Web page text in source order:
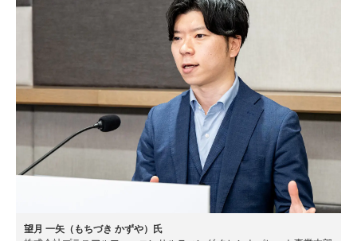
望月 一矢（もちづき かずや）氏